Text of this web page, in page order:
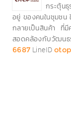
กระตุ้น
อยู่ ของคนในชุมชน
กลายเป็นสินค้า ที่
สอดคล้องกับวัฒนธร
6687 LineID